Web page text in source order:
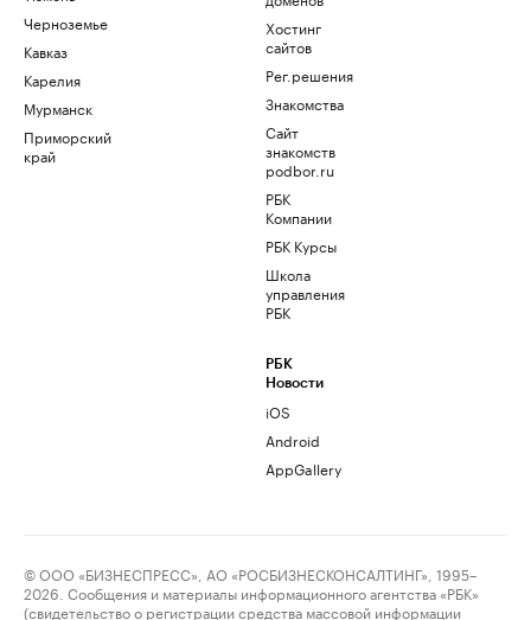
Черноземье
Кавказ
Карелия
Мурманск
Приморский
край
Хостинг
сайтов
Рег.решения
Знакомства
Сайт
знакомств
podbor.ru
РБК
Компании
РБК Курсы
Школа
управления
РБК
РБК
Новости
iOS
Android
AppGallery
© ООО «БИЗНЕСПРЕСС», АО «РОСБИЗНЕСКОНСАЛТИНГ», 1995–
2026. Сообщения и материалы информационного агентства «РБК»
(свидетельство о регистрации средства массовой информации